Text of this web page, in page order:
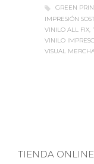
GREEN
IMPRESIÓN
VINILO ALL FIX
VINILO
VISUAL
TIENDA ONLINE